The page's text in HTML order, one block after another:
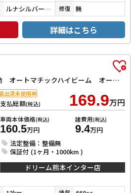
ルナシルバーメタリック 修復 無
詳細はこちら
X 両側スライド・片側電動 オートマチックハイビーム オートライト スマートキー アイドリングストップ 電動格納ミラー ベンチシート CVT USB エアコン パワーステアリング パワーウィンドウ
支払総額(税込) 169.9万円
車両本体価格(税込)
160.5万円
諸費用(税込)
9.4万円
法定整備：整備無
保証付 (1ヶ月・1000km )
出済未使用車
ドリーム熊本インター店